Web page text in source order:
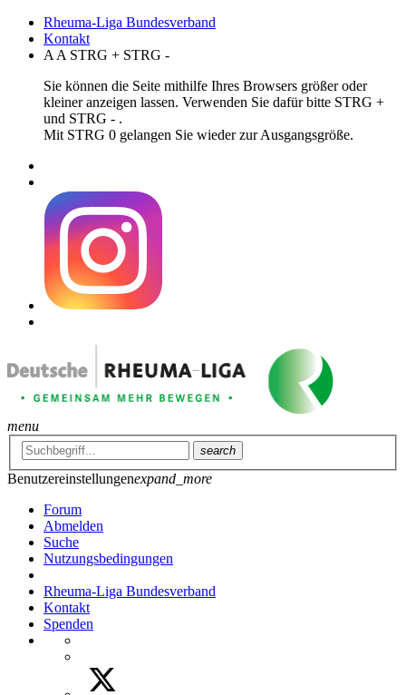
Rheuma-Liga Bundesverband
Kontakt
A A STRG + STRG -
Sie können die Seite mithilfe Ihres Browsers größer oder
kleiner anzeigen lassen. Verwenden Sie dafür bitte STRG +
und STRG - .
Mit STRG 0 gelangen Sie wieder zur Ausgangsgröße.
menu
search
Benutzereinstellungenexpand_more
Forum
Abmelden
Suche
Nutzungsbedingungen
Rheuma-Liga Bundesverband
Kontakt
Spenden